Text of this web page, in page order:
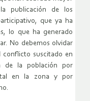
publicación de los
que ya ha
lo que ha generado
No debemos olvidar
conflicto suscitado en
de la población por
en la zona y por